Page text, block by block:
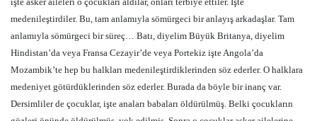
medenileştirdiler. Bu, tam anlamıyla sömürgeci bir anlayış arkadaşlar. Tam
anlamıyla sömürgeci bir süreç… Batı, diyelim Büyük Britanya, diyelim
Hindistan’da veya Fransa Cezayir’de veya Portekiz işte Angola’da
Mozambik’te hep bu halkları medenileştirdiklerinden söz ederler. O halklara
medeniyet götürdüklerinden söz ederler. Burada da böyle bir inanç var.
Dersimliler de çocuklar, işte anaları babaları öldürülmüş. Belki çocukların